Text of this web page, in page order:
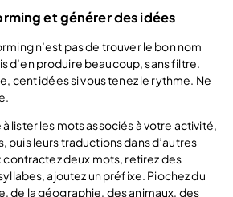
et générer des idées
n’est pas de trouver le bon nom
d’en produire beaucoup, sans filtre.
cent idées si vous tenez le rythme. Ne
lister les mots associés à votre activité,
puis leurs traductions dans d’autres
contractez deux mots, retirez des
ajoutez un préfixe. Piochez du
de la géographie, des animaux, des